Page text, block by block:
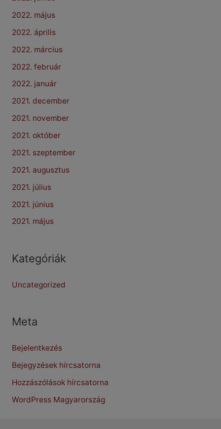
2022. május
2022. április
2022. március
2022. február
2022. január
2021. december
2021. november
2021. október
2021. szeptember
2021. augusztus
2021. július
2021. június
2021. május
Kategóriák
Uncategorized
Meta
Bejelentkezés
Bejegyzések hírcsatorna
Hozzászólások hírcsatorna
WordPress Magyarország